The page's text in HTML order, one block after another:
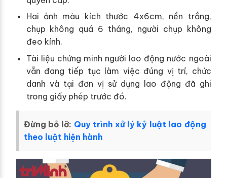
Hai ảnh màu kích thước 4x6cm, nền trắng,
chụp không quá 6 tháng, người chụp không
đeo kính.
Tài liệu chứng minh người lao động nước ngoài
vẫn đang tiếp tục làm việc đúng vị trí, chức
danh và tại đơn vị sử dụng lao động đã ghi
trong giấy phép trước đó.
Đừng bỏ lỡ: Quy trình xử lý kỷ luật lao động
theo luật hiện hành